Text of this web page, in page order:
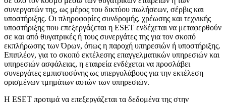
συνεργατών της, ως μέρος του δικτύου πωλήσεων, σέρβις και
υποστήριξης. Οι πληροφορίες συνδρομής, χρέωσης και τεχνικής
υποστήριξης που επεξεργάζεται η ESET ενδέχεται να μεταφερθούν
σε και από θυγατρικές ή τους συνεργάτες της για τον σκοπό
εκπλήρωσης των Όρων, όπως η παροχή υπηρεσιών ή υποστήριξης.
Επιπλέον, για το σκοπό εκτέλεσης επαγγελματικών υπηρεσιών και
υπηρεσιών ασφάλειας, η εταιρεία ενδέχεται να προσλάβει
συνεργάτες εμπιστοσύνης ως υπεργολάβους για την εκτέλεση
ορισμένων τμημάτων αυτών των υπηρεσιών.
Η ESET προτιμά να επεξεργάζεται τα δεδομένα της στην